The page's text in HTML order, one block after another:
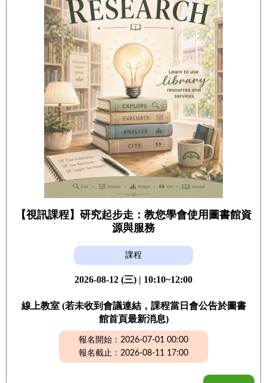
【視訊課程】研究起步走：教您學會使用圖書館資
源與服務
課程
2026-08-12 (三) | 10:10~12:00
線上教室 (若未收到會議連結，課程當日會公告於圖書
館首頁最新消息)
報名開始：2026-07-01 00:00
報名截止：2026-08-11 17:00